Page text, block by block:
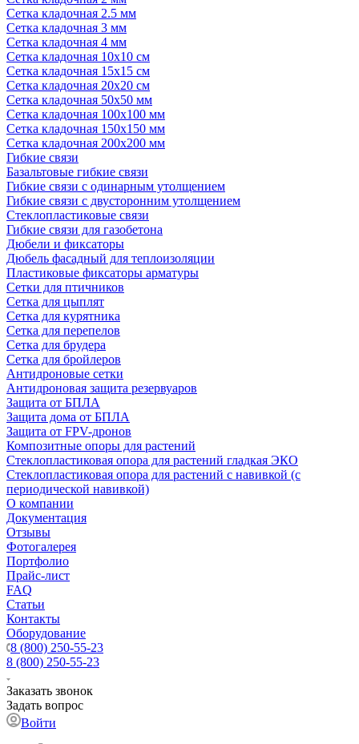
Сетка кладочная 2.5 мм
Сетка кладочная 3 мм
Сетка кладочная 4 мм
Сетка кладочная 10x10 см
Сетка кладочная 15x15 см
Сетка кладочная 20x20 см
Сетка кладочная 50x50 мм
Сетка кладочная 100x100 мм
Сетка кладочная 150x150 мм
Сетка кладочная 200x200 мм
Гибкие связи
Базальтовые гибкие связи
Гибкие связи с одинарным утолщением
Гибкие связи с двусторонним утолщением
Стеклопластиковые связи
Гибкие связи для газобетона
Дюбели и фиксаторы
Дюбель фасадный для теплоизоляции
Пластиковые фиксаторы арматуры
Сетки для птичников
Сетка для цыплят
Сетка для курятника
Сетка для перепелов
Сетка для брудера
Сетка для бройлеров
Антидроновые сетки
Антидроновая защита резервуаров
Защита от БПЛА
Защита дома от БПЛА
Защита от FPV-дронов
Композитные опоры для растений
Стеклопластиковая опора для растений гладкая ЭКО
Стеклопластиковая опора для растений с навивкой (с
периодической навивкой)
О компании
Документация
Отзывы
Фотогалерея
Портфолио
Прайс-лист
FAQ
Статьи
Контакты
Оборудование
8 (800) 250-55-23
8 (800) 250-55-23
Заказать звонок
Задать вопрос
Войти